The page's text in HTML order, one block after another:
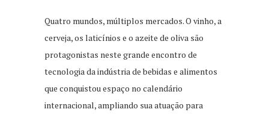
Quatro mundos, múltiplos mercados. O vinho, a
cerveja, os laticínios e o azeite de oliva são
protagonistas neste grande encontro de
tecnologia da indústria de bebidas e alimentos
que conquistou espaço no calendário
internacional, ampliando sua atuação para